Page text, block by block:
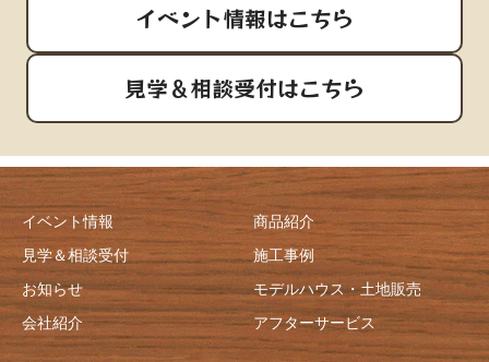
イベント情報はこちら
見学＆相談受付はこちら
イベント情報
見学＆相談受付
お知らせ
会社紹介
商品紹介
施工事例
モデルハウス・土地販売
アフターサービス